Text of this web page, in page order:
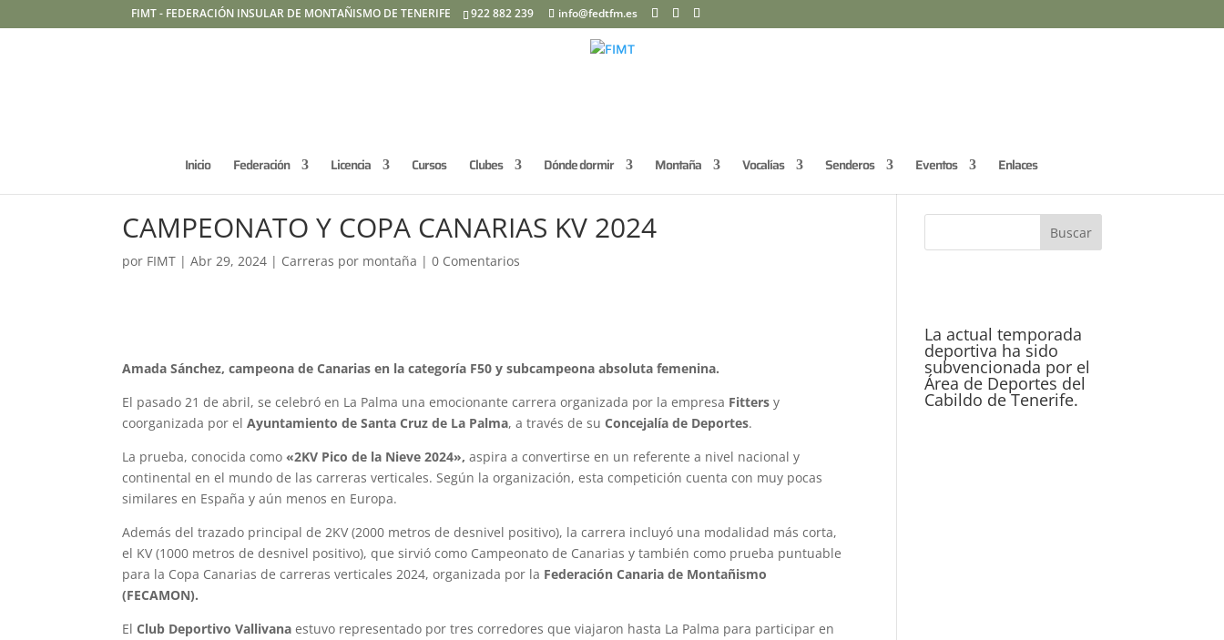
FIMT - FEDERACIÓN INSULAR DE MONTAÑISMO DE TENERIFE 922 882 239 info@fedtfm.es
Inicio Federación Licencia Cursos Clubes Dónde dormir Montaña Vocalías Senderos Eventos Enlaces
CAMPEONATO Y COPA CANARIAS KV 2024
por FIMT |Abr 29, 2024 | Carreras por montaña |0 Comentarios
Amada Sánchez, campeona de Canarias en la categoría F50 y subcampeona absoluta femenina.
El pasado 21 de abril, se celebró en La Palma una emocionante carrera organizada por la empresa Fittersy
coorganizada por elAyuntamiento de Santa Cruz de La Palma, a través de suConcejalía de Deportes.
La prueba, conocida como «2KV Pico de la Nieve 2024», aspira a convertirse en un referente a nivel nacional y
continental en el mundo de las carreras verticales. Según la organización, esta competición cuenta con muy pocas
similares en España y aún menos en Europa.
Además del trazado principal de 2KV (2000 metros de desnivel positivo), la carrera incluyó una modalidad más corta,
el KV (1000 metros de desnivel positivo), que sirvió como Campeonato de Canarias y también como prueba puntuable
para la Copa Canarias de carreras verticales 2024, organizada por la Federación Canaria de Montañismo
(FECAMON).
ElClub Deportivo Vallivana estuvo representado por tres corredores que viajaron hasta La Palma para participar en
La actual temporada
deportiva ha sido
subvencionada por el
Área de Deportes del
Cabildo de Tenerife.